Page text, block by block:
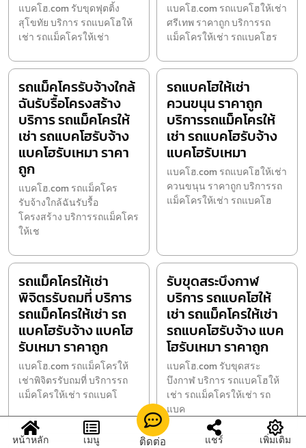
แบคโฮ.com รับขุดฟุตติ้ง
สุโขทัย บริการ รถแบคโฮให้
เช่า รถแม็คโครให้เช่า
แบคโฮ.com รถแบคโฮให้เช่า
ศรีเทพ ราคาถูก บริการรถ
แม็คโครให้เช่า รถแบคโฮร
รถแม็คโครรับจ้างใกล้
ฉันรับรื้อโครงสร้าง
บริการ รถแม็คโครให้
เช่า รถแบคโฮรับจ้าง
แบคโฮรับเหมา ราคา
ถูก
แบคโฮ.com รถแม็คโคร
รับจ้างใกล้ฉันรับรื้อ
โครงสร้าง บริการรถแม็คโคร
ให้เช
รถแบคโฮให้เช่า
ควนขนุน ราคาถูก
บริการรถแม็คโครให้
เช่า รถแบคโฮรับจ้าง
แบคโฮรับเหมา
แบคโฮ.com รถแบคโฮให้เช่า
ควนขนุน ราคาถูก บริการรถ
แม็คโครให้เช่า รถแบคโฮ
รถแม็คโครให้เช่า
พิจิตรรับถมที่ บริการ
รถแม็คโครให้เช่า รถ
แบคโฮรับจ้าง แบคโฮ
รับเหมา ราคาถูก
แบคโฮ.com รถแม็คโครให้
เช่าพิจิตรรับถมที่ บริการรถ
แม็คโครให้เช่า รถแบคโ
รับขุดสระบึงกาฬ
บริการ รถแบคโฮให้
เช่า รถแม็คโครให้เช่า
รถแบคโฮรับจ้าง แบค
โฮรับเหมา ราคาถูก
แบคโฮ.com รับขุดสระ
บึงกาฬ บริการ รถแบคโฮให้
เช่า รถแม็คโครให้เช่า รถ
แบค
หน้าหลัก เมนู ติดต่อ แชร์ เพิ่มเติม